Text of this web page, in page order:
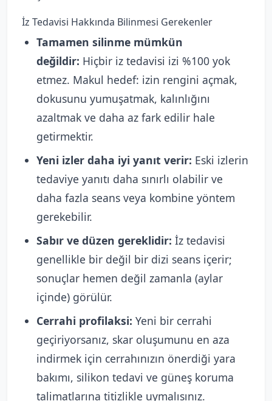
İz Tedavisi Hakkında Bilinmesi Gerekenler
Tamamen silinme mümkün
değildir: Hiçbir iz tedavisi izi %100 yok
etmez. Makul hedef: izin rengini açmak,
dokusunu yumuşatmak, kalınlığını
azaltmak ve daha az fark edilir hale
getirmektir.
Yeni izler daha iyi yanıt verir: Eski izlerin
tedaviye yanıtı daha sınırlı olabilir ve
daha fazla seans veya kombine yöntem
gerekebilir.
Sabır ve düzen gereklidir: İz tedavisi
genellikle bir değil bir dizi seans içerir;
sonuçlar hemen değil zamanla (aylar
içinde) görülür.
Cerrahi profilaksi: Yeni bir cerrahi
geçiriyorsanız, skar oluşumunu en aza
indirmek için cerrahınızın önerdiği yara
bakımı, silikon tedavi ve güneş koruma
talimatlarına titizlikle uymalısınız.